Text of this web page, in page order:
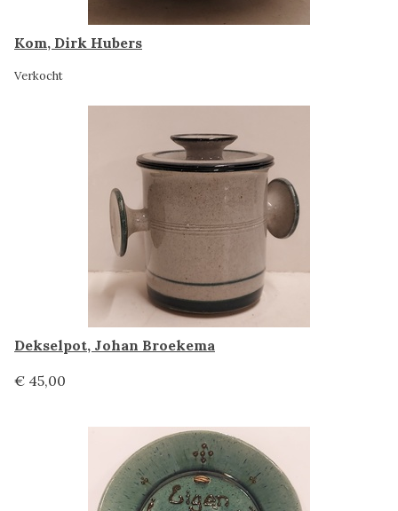
Kom, Dirk Hubers
Verkocht
Dekselpot, Johan Broekema
€ 45,00